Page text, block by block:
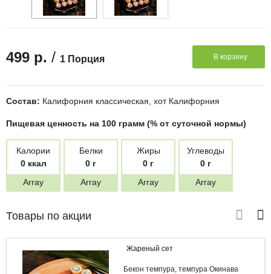
499 р. / 1 Порция В корзину
Состав: Калифорния классическая, хот Калифорния
Пищевая ценность на 100 грамм (% от суточной нормы)
Калории
0 ккал
Array
Белки
0 г
Array
Жиры
0 г
Array
Углеводы
0 г
Array
Товары по акции
Жареный сет
Бекон темпура, темпура Окинава